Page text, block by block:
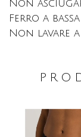
Non
Ferro a
Non lavare